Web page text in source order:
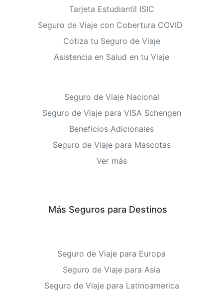
Tarjeta Estudiantil ISIC
Seguro de Viaje con Cobertura COVID
Cotiza tu Seguro de Viaje
Asistencia en Salud en tu Viaje
Seguro de Viaje Nacional
Seguro de Viaje para VISA Schengen
Beneficios Adicionales
Seguro de Viaje para Mascotas
Ver más
Más Seguros para Destinos
Seguro de Viaje para Europa
Seguro de Viaje para Asia
Seguro de Viaje para Latinoamerica